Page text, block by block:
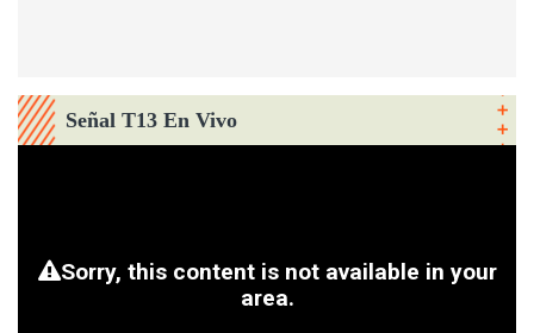
Señal T13 En Vivo